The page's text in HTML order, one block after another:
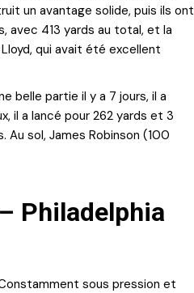
un avantage solide, puis ils ont
avec 413 yards au total, et la
qui avait été excellent
belle partie il y a 7 jours, il a
il a lancé pour 262 yards et 3
sol, James Robinson (100
Philadelphia
sous pression et